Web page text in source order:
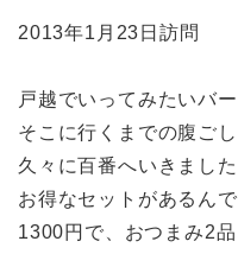
2013年1月23日訪問
戸越でいってみたいバ
そこに行くまでの腹ごし
久々に百番へいきました
お得なセットがあるんで
1300円で、おつまみ2